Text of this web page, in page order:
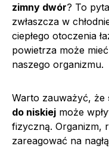
zimny dwór? To
zwłaszcza w
ciepłego otoczenia
powietrza może
naszego organizmu.
Warto zauważyć, że
do niskiej może
fizyczną. Organizm,
zareagować na